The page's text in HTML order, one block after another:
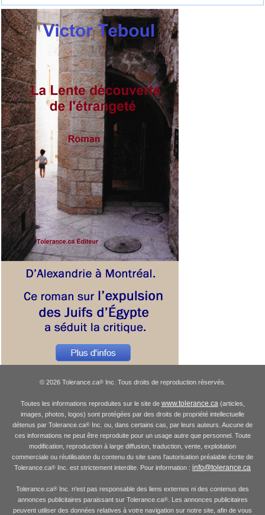
© 2026 Tolerance.ca®Inc. Tous droits de reproduction réservés.
Toutes les informations reproduites sur le site de www.tolerance.ca(articles,
images, photos, logos) sont protégées par des droits de propriété intellectuelle
détenus par Tolerance.ca® Inc. ou, dans certains cas, par leurs auteurs. Aucune de
ces informations ne peut être reproduite pour un usage autre que personnel. Toute
modification, reproduction à large diffusion, traduction, vente, exploitation
commerciale ou réutilisation du contenu du site sans l'autorisation préalable écrite de
Tolerance.ca® Inc. est strictement interdite. Pour information : info@tolerance.ca
Tolerance.ca® Inc. n'est pas responsable des liens externes ni des contenus des
annonces publicitaires paraissant sur Tolerance.ca®. Les annonces publicitaires
peuvent utiliser des données relatives à votre navigation sur notre site, afin de vous